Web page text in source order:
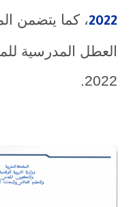
2022
2022.